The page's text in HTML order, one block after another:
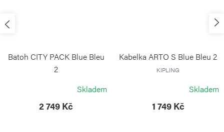
Batoh CITY PACK Blue Bleu
2
Skladem
2 749 Kč
Kabelka ARTO S Blue Bleu 2
KIPLING
Skladem
1 749 Kč